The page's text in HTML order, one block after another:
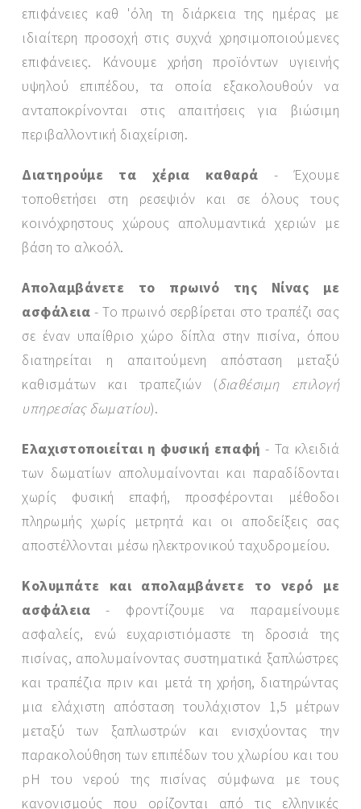
επιφάνειες καθ 'όλη τη διάρκεια της ημέρας με
ιδιαίτερη προσοχή στις συχνά χρησιμοποιούμενες
επιφάνειες. Κάνουμε χρήση προϊόντων υγιεινής
υψηλού επιπέδου, τα οποία εξακολουθούν να
ανταποκρίνονται στις απαιτήσεις για βιώσιμη
περιβαλλοντική διαχείριση.
Διατηρούμε τα χέρια καθαρά - Έχουμε
τοποθετήσει στη ρεσεψιόν και σε όλους τους
κοινόχρηστους χώρους απολυμαντικά χεριών με
βάση το αλκοόλ.
Απολαμβάνετε το πρωινό της Νίνας με
ασφάλεια - Το πρωινό σερβίρεται στο τραπέζι σας
σε έναν υπαίθριο χώρο δίπλα στην πισίνα, όπου
διατηρείται η απαιτούμενη απόσταση μεταξύ
καθισμάτων και τραπεζιών (διαθέσιμη επιλογή
υπηρεσίας δωματίου).
Ελαχιστοποιείται η φυσική επαφή - Τα κλειδιά
των δωματίων απολυμαίνονται και παραδίδονται
χωρίς φυσική επαφή, προσφέρονται μέθοδοι
πληρωμής χωρίς μετρητά και οι αποδείξεις σας
αποστέλλονται μέσω ηλεκτρονικού ταχυδρομείου.
Κολυμπάτε και απολαμβάνετε το νερό με
ασφάλεια - φροντίζουμε να παραμείνουμε
ασφαλείς, ενώ ευχαριστιόμαστε τη δροσιά της
πισίνας, απολυμαίνοντας συστηματικά ξαπλώστρες
και τραπέζια πριν και μετά τη χρήση, διατηρώντας
μια ελάχιστη απόσταση τουλάχιστον 1,5 μέτρων
μεταξύ των ξαπλωστρών και ενισχύοντας την
παρακολούθηση των επιπέδων του χλωρίου και του
pH του νερού της πισίνας σύμφωνα με τους
κανονισμούς που ορίζονται από τις ελληνικές